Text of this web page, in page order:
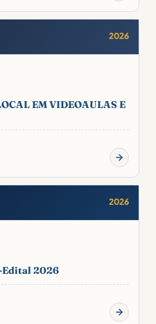
2026
EM VIDEOAULAS E
2026
Edital 2026